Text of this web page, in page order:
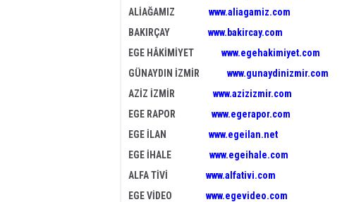
ALİAĞAMIZ www.aliagamiz.com
BAKIRÇAY www.bakircay.com
EGE HÂKİMİYET www.egehakimiyet.com
GÜNAYDIN İZMİR www.gunaydinizmir.com
AZİZ İZMİR www.azizizmir.com
EGE RAPOR www.egerapor.com
EGE İLAN www.egeilan.net
EGE İHALE www.egeihale.com
ALFA TİVİ www.alfativi.com
EGE VİDEO www.egevideo.com